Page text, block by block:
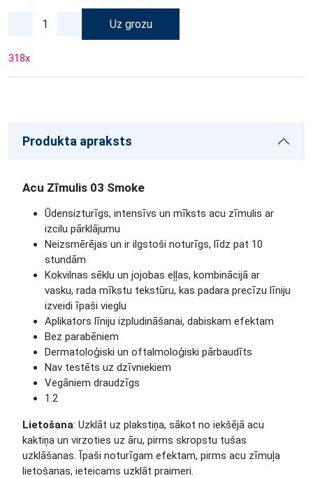
Uz grozu
318x
Produkta apraksts
Acu Zīmulis 03 Smoke
Ūdensizturīgs, intensīvs un mīksts acu zīmulis ar
izcilu pārklājumu
Neizsmērējas un ir ilgstoši noturīgs, līdz pat 10
stundām
Kokvilnas sēklu un jojobas eļļas, kombinācijā ar
vasku, rada mīkstu tekstūru, kas padara precīzu līniju
izveidi īpaši vieglu
Aplikators līniju izpludināšanai, dabiskam efektam
Bez parabēniem
Dermatoloģiski un oftalmoloģiski pārbaudīts
Nav testēts uz dzīvniekiem
Vegāniem draudzīgs
1.2
Lietošana: Uzklāt uz plakstiņa, sākot no iekšējā acu
kaktiņa un virzoties uz āru, pirms skropstu tušas
uzklāšanas. Īpaši noturīgam efektam, pirms acu zīmuļa
lietošanas, ieteicams uzklāt praimeri.